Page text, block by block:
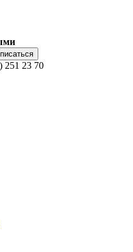
251 23 70